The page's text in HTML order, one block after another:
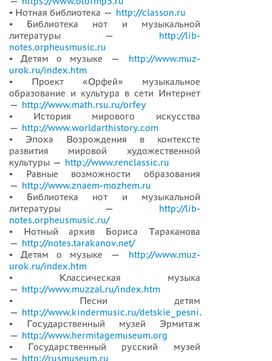
• Нотная библиотека — http://classon.ru
• Библиотека нот и музыкальной
литературы — http://lib-
notes.orpheusmusic.ru
• Детям о музыке — http://www.muz-
urok.ru/index.htm
• Проект «Орфей» музыкальное
образование и культура в сети Интернет
— http://www.math.rsu.ru/orfey
• История мирового искусства
— http://www.worldarthistory.com
• Эпоха Возрождения в контексте
развития мировой художественной
культуры — http://www.renclassic.ru
• Равные возможности образования
— http://www.znaem-mozhem.ru
• Библиотека нот и музыкальной
литературы — http://lib-
notes.orpheusmusic.ru/
• Нотный архив Бориса Тараканова
— http://notes.tarakanov.net/
• Детям о музыке — http://www.muz-
urok.ru/index.htm
• Классическая музыка
— http://www.muzzal.ru/index.htm
• Песни детям
— http://www.kindermusic.ru/detskie_pesni.htm
• Государственный музей Эрмитаж
— http://www.hermitagemuseum.org
• Государственный русский музей
— http://rusmuseum.ru